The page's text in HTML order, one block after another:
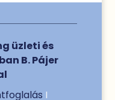
üzleti és
B. Pájer
I